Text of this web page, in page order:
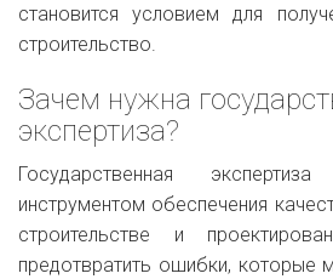
становится условием для
строительство.
Зачем нужна
экспертиза?
Государственная
инструментом обеспечения
строительстве и
предотвратить ошибки, которые